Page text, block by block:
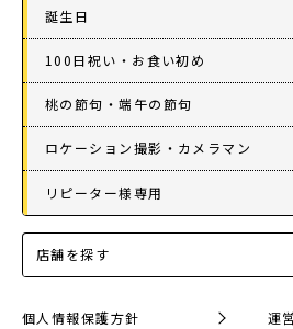
誕生日
100日祝い・お食い初め
桃の節句・端午の節句
ロケーション撮影・カメラマン
リピーター様専用
店舗を探す
個人情報保護方針 運